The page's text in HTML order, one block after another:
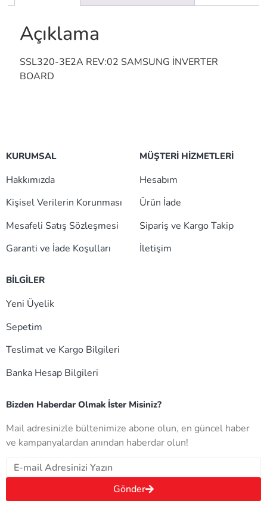
Açıklama
SSL320-3E2A REV:02 SAMSUNG İNVERTER
BOARD
KURUMSAL
Hakkımızda
Kişisel Verilerin Korunması
Mesafeli Satış Sözleşmesi
Garanti ve İade Koşulları
MÜŞTERİ HİZMETLERİ
Hesabım
Ürün İade
Sipariş ve Kargo Takip
İletişim
BİLGİLER
Yeni Üyelik
Sepetim
Teslimat ve Kargo Bilgileri
Banka Hesap Bilgileri
Bizden Haberdar Olmak İster Misiniz?
Mail adresinizle bültenimize abone olun, en güncel haber
ve kampanyalardan anından haberdar olun!
Gönder